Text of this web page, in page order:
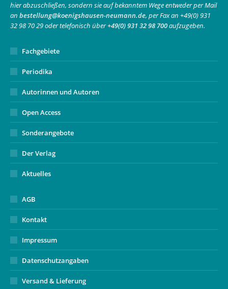
new
window
new
window
in
new
window
hier abzuschließen, sondern sie auf bekanntem Wege entweder per Mail
an bestellung@koenigshausen-neumann.de, per Fax an +49(0) 931
32 98 70 29 oder telefonisch über+49(0) 931 32 98 700aufzugeben.
Fachgebiete
Periodika
Autorinnen und Autoren
Open Access
Sonderangebote
Der Verlag
Aktuelles
AGB
Kontakt
Impressum
Datenschutzangaben
Versand & Lieferung